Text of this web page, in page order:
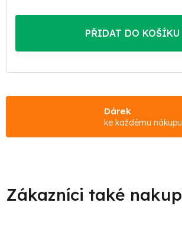
cena:
PŘIDAT DO KOŠÍKU
Dárek
ke každému nákupu